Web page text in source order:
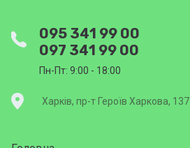
095 341 99 00
097 341 99 00
Пн-Пт: 9:00 - 18:00
Харків, пр-т Героїв Харкова, 137